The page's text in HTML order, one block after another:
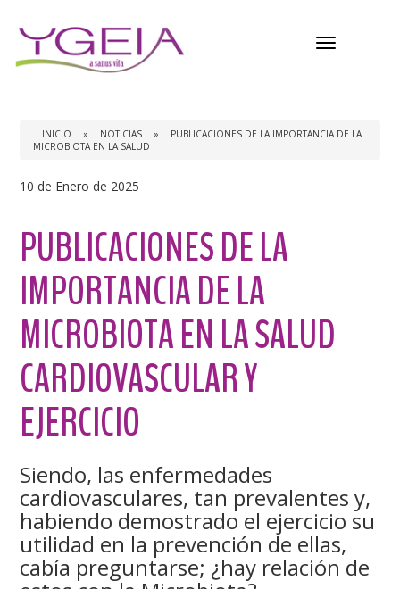
Menú
INICIO » NOTICIAS »
PUBLICACIONES DE LA IMPORTANCIA DE LA
MICROBIOTA EN LA SALUD
10 de Enero de 2025
PUBLICACIONES DE LA
IMPORTANCIA DE LA
MICROBIOTA EN LA SALUD
CARDIOVASCULAR Y
EJERCICIO
Siendo, las enfermedades
cardiovasculares, tan prevalentes y,
habiendo demostrado el ejercicio su
utilidad en la prevención de ellas,
cabía preguntarse; ¿hay relación de